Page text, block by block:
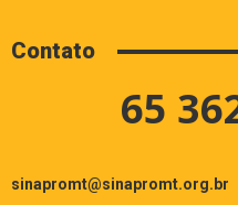
Contato
65
sinapromt@sinapromt.org.br